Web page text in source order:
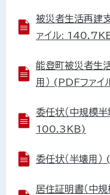
被災者生活再建
ァイル:
能登町被災者生
用） (PDFファ
委任状（中規模
100.3KB)
委任状（半壊用
居住証明書（中